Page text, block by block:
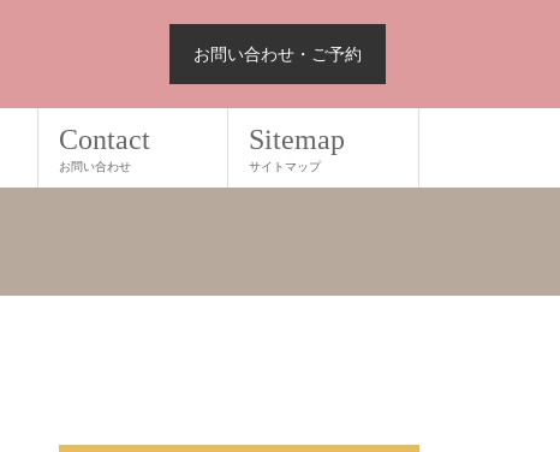
お問い合わせ・ご予約
Contact
お問い合わせ
Sitemap
サイトマップ